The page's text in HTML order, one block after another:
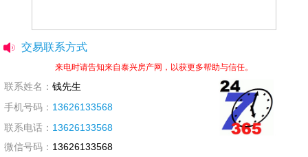
交易联系方式
来电时请告知来自泰兴房产网，以获更多帮助与信任。
联系姓名： 钱先生
手机号码： 13626133568
联系电话： 13626133568
微信号码： 13626133568